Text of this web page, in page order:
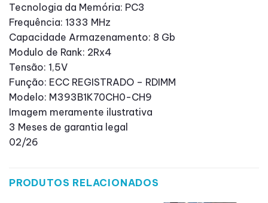
Tecnologia da Memória: PC3
Frequência: 1333 MHz
Capacidade Armazenamento: 8 Gb
Modulo de Rank: 2Rx4
Tensão: 1,5V
Função: ECC REGISTRADO – RDIMM
Modelo: M393B1K70CH0-CH9
Imagem meramente ilustrativa
3 Meses de garantia legal
02/26
PRODUTOS RELACIONADOS